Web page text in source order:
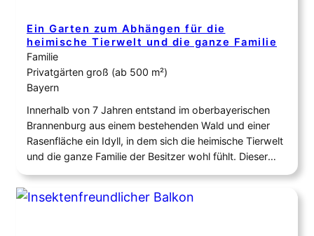
Ein Garten zum Abhängen für die
heimische Tierwelt und die ganze Familie
Familie
Privatgärten groß (ab 500 m²)
Bayern
Innerhalb von 7 Jahren entstand im oberbayerischen
Brannenburg aus einem bestehenden Wald und einer
Rasenfläche ein Idyll, in dem sich die heimische Tierwelt
und die ganze Familie der Besitzer wohl fühlt. Dieser
zertifizierte Naturgarten von 2000 Quadratmetern
bietet nun eine wunderbare Gelegenheit, um Schülern
bei Nachhaltigkeitstagen das Wunder der Natur